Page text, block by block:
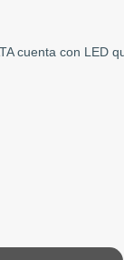
cuenta con LED